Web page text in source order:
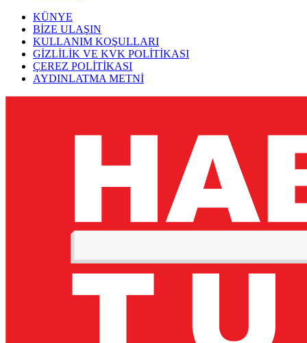
KÜNYE
BİZE ULAŞIN
KULLANIM KOŞULLARI
GİZLİLİK VE KVK POLİTİKASI
ÇEREZ POLİTİKASI
AYDINLATMA METNİ